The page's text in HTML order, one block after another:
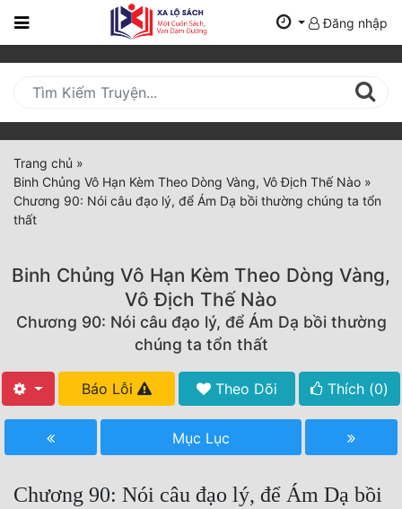
Trang
Mới
Cập
Nhật
(current)
BXH
Truyện Mới Ra
Truyện Convert
Đăng nhập
Trang chủ »
Binh Chủng Vô Hạn Kèm Theo Dòng Vàng, Vô Địch Thế Nào »
Chương 90: Nói câu đạo lý, để Ám Dạ bồi thường chúng ta tổn
thất
Binh Chủng Vô Hạn Kèm Theo Dòng Vàng,
Vô Địch Thế Nào
Chương 90: Nói câu đạo lý, để Ám Dạ bồi thường
chúng ta tổn thất
Báo Lỗi Theo Dõi Thích (0)
Mục Lục
Chương 90: Nói câu đạo lý, để Ám Dạ bồi